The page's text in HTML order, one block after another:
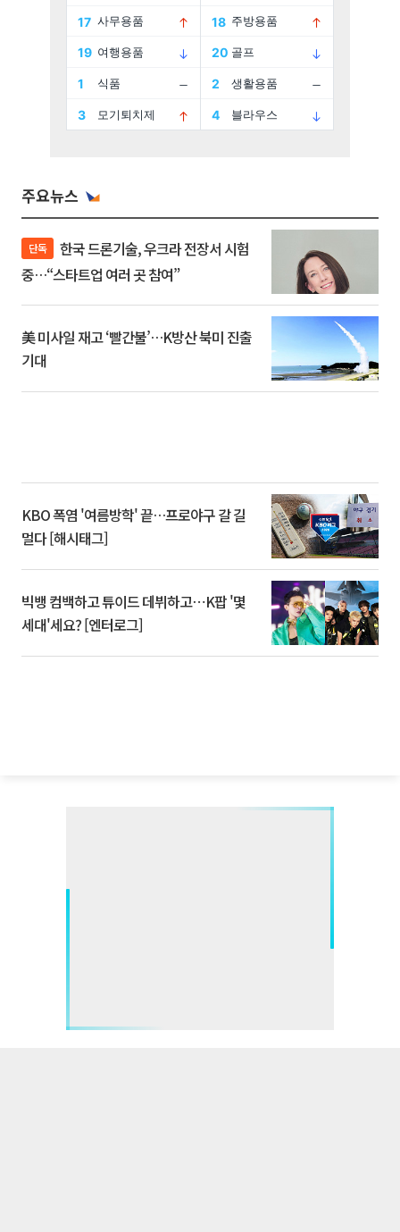
주요뉴스
단독
중…“스타트업 여러 곳 참여”
美 미사일 재고 ‘빨간불’…K방산 북미 진출
기대
KBO 폭염 '여름방학' 끝…프로야구 갈 길
멀다 [해시태그]
빅뱅 컴백하고 튜이드 데뷔하고⋯K팝 '몇
세대'세요? [엔터로그]